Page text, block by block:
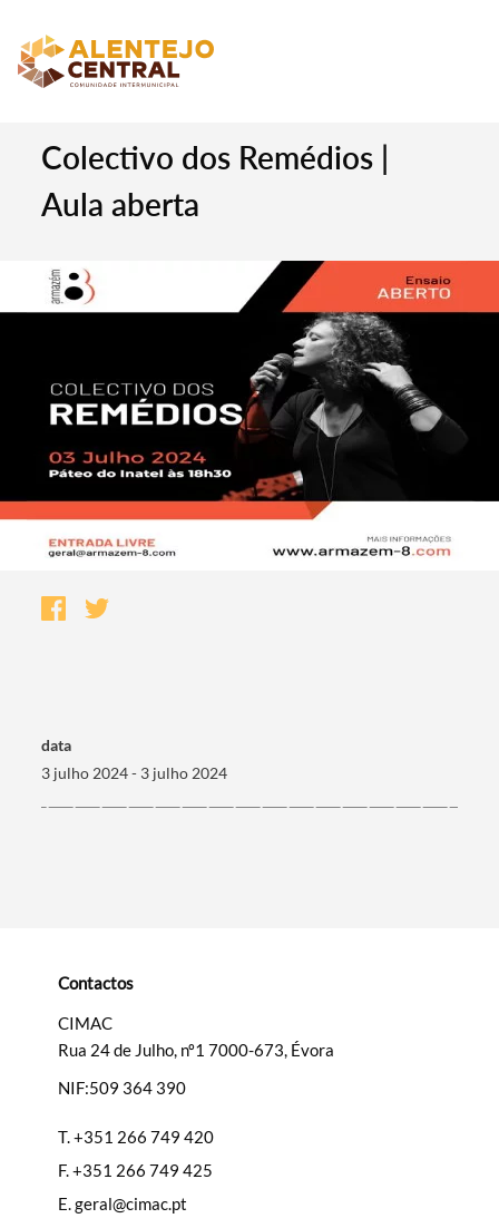
Categorias gerais
Colectivo dos Remédios |
Aula aberta
data
3 julho 2024 - 3 julho 2024
Contactos
CIMAC
Rua 24 de Julho, nº1 7000-673, Évora
NIF:509 364 390
T.+351 266 749 420
F.+351 266 749 425
E.geral@cimac.pt